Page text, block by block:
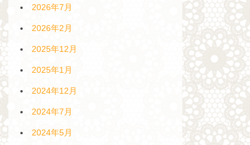
2026年7月
2026年2月
2025年12月
2025年1月
2024年12月
2024年7月
2024年5月